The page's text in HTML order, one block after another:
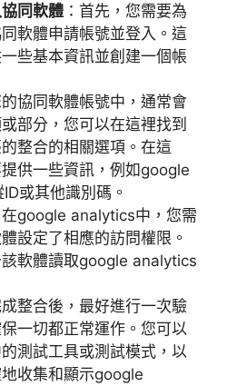
同軟體 ：首先，您需要為
軟體申請帳號並登入。這
些基本資訊並創建一個帳
的協同軟體帳號中，通常會
部分，您可以在這裡找到
整合的相關選項。在這
供一些資訊，例如google
ID或其他識別碼。
在google analytics中，您需
設定了相應的訪問權限。
軟體讀取google analytics
成整合後，最好進行一次驗
一切都正常運作。您可以
測試工具或測試模式，以
收集和顯示google